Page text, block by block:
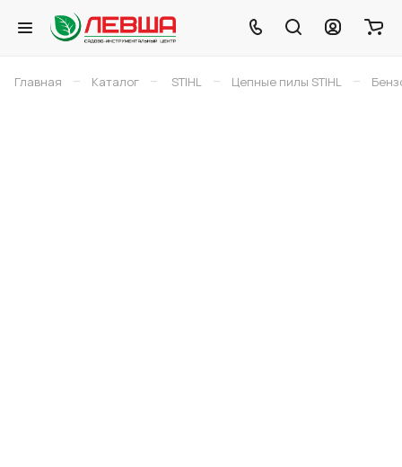
Главная – Каталог – STIHL – Цепные пилы STIHL –